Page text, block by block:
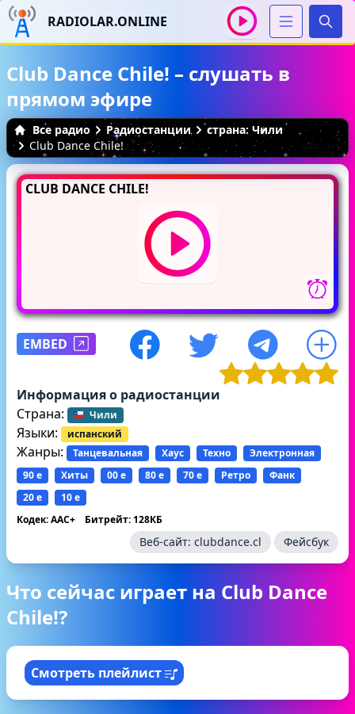
RADIOLAR.ONLINE
Club Dance Chile! – слушать в
прямом эфире
Все радио Радиостанции
страна: Чили
Club Dance Chile!
CLUB DANCE CHILE!
EMBED
Информация о радиостанции
Страна:
Чили
Языки: испанский
Жанры: Танцевальная Хаус Техно
Электронная
90 е
Хиты 00 е 80 е 70 е Ретро
Фанк
20 е
10 е
Кодек: AAC+
Битрейт: 128КБ
Веб-сайт: clubdance.cl Фейсбук
Что сейчас играет на Club Dance
Chile!?
Смотреть плейлист